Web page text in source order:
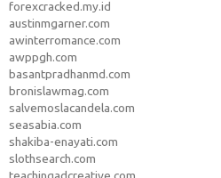
forexcracked.my.id
austinmgarner.com
awinterromance.com
awppgh.com
basantpradhanmd.com
bronislawmag.com
salvemoslacandela.com
seasabia.com
shakiba-enayati.com
slothsearch.com